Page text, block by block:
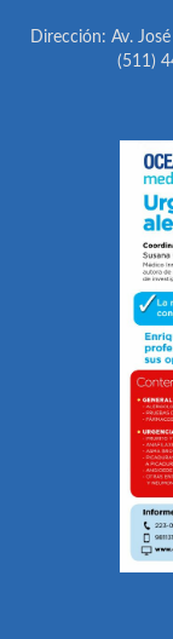
Dirección: Av.
(511)